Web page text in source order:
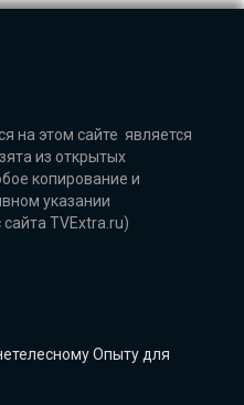
на этом сайте является
из открытых
копирование и
указании
TVExtra.ru)
Опыту для